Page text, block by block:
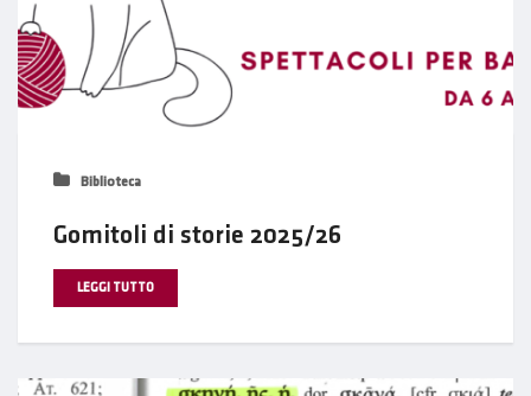
Biblioteca
Gomitoli di storie 2025/26
LEGGI TUTTO